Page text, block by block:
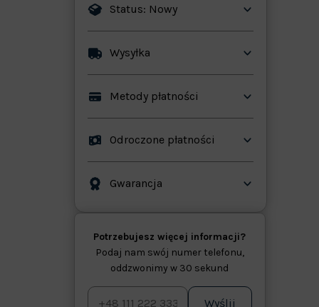
Status: Nowy
Wysyłka
Metody płatności
Odroczone płatności
Gwarancja
Potrzebujesz więcej informacji?
Podaj nam swój numer telefonu,
oddzwonimy w 30 sekund
Wyślij